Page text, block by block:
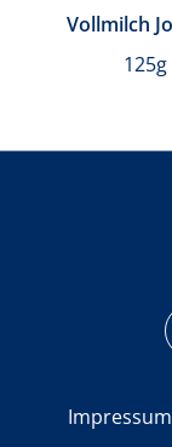
Vollmilch
125g
Impressum